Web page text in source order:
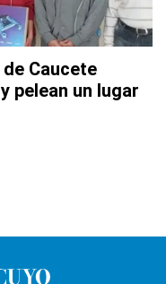
de Caucete
pelean un lugar